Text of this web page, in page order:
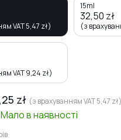
VAT5,47 zł)
15ml
32,50 zł
(з
VAT9,24 zł)
zł (з врахуванням VAT5,47 zł)
Малов наявності